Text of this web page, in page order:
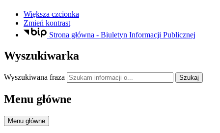
Większa czcionka
Zmień kontrast
Strona główna - Biuletyn Informacji Publicznej
Wyszukiwarka
Wyszukiwana fraza Szukaj
Menu główne
Menu główne